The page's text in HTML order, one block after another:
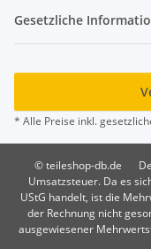
Gesetzliche
* Alle Preise inkl.
© teileshop-db.de
Umsatzsteuer. Da es
UStG handelt, ist die
der Rechnung nicht
ausgewiesener